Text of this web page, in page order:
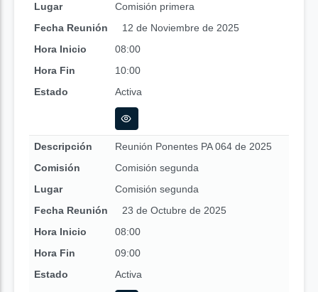
Lugar
Comisión primera
Fecha Reunión
12 de Noviembre de 2025
Hora Inicio
08:00
Hora Fin
10:00
Estado
Activa
Descripción
Reunión Ponentes PA 064 de 2025
Comisión
Comisión segunda
Lugar
Comisión segunda
Fecha Reunión
23 de Octubre de 2025
Hora Inicio
08:00
Hora Fin
09:00
Estado
Activa